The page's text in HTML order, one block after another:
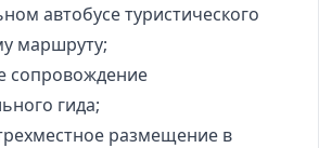
автобусе туристического
маршруту;
сопровождение
гида;
размещение в